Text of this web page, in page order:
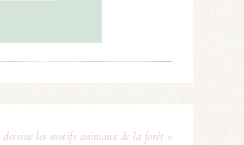
dessine les motifs animaux de la forêt »